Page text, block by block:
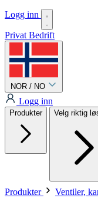
Logg inn
Privat Bedrift
NOR / NO
Logg inn
Produkter Velg riktig
Produkter Ventiler,